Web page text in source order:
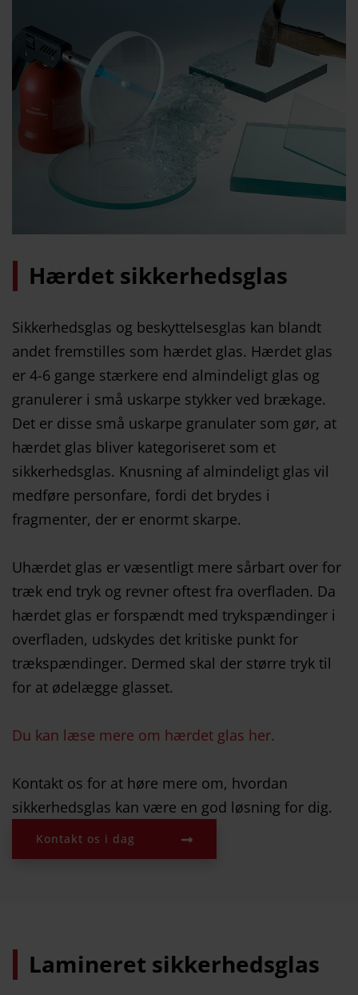
Hærdet sikkerhedsglas
Sikkerhedsglas og beskyttelsesglas kan blandt
andet fremstilles som hærdet glas. Hærdet glas
er 4-6 gange stærkere end almindeligt glas og
granulerer i små uskarpe stykker ved brækage.
Det er disse små uskarpe granulater som gør, at
hærdet glas bliver kategoriseret som et
sikkerhedsglas. Knusning af almindeligt glas vil
medføre personfare, fordi det brydes i
fragmenter, der er enormt skarpe.
Uhærdet glas er væsentligt mere sårbart over for
træk end tryk og revner oftest fra overfladen. Da
hærdet glas er forspændt med trykspændinger i
overfladen, udskydes det kritiske punkt for
trækspændinger. Dermed skal der større tryk til
for at ødelægge glasset.
Du kan læse mere om hærdet glas her.
Kontakt os for at høre mere om, hvordan
sikkerhedsglas kan være en god løsning for dig.
Kontakt os i dag
Lamineret sikkerhedsglas